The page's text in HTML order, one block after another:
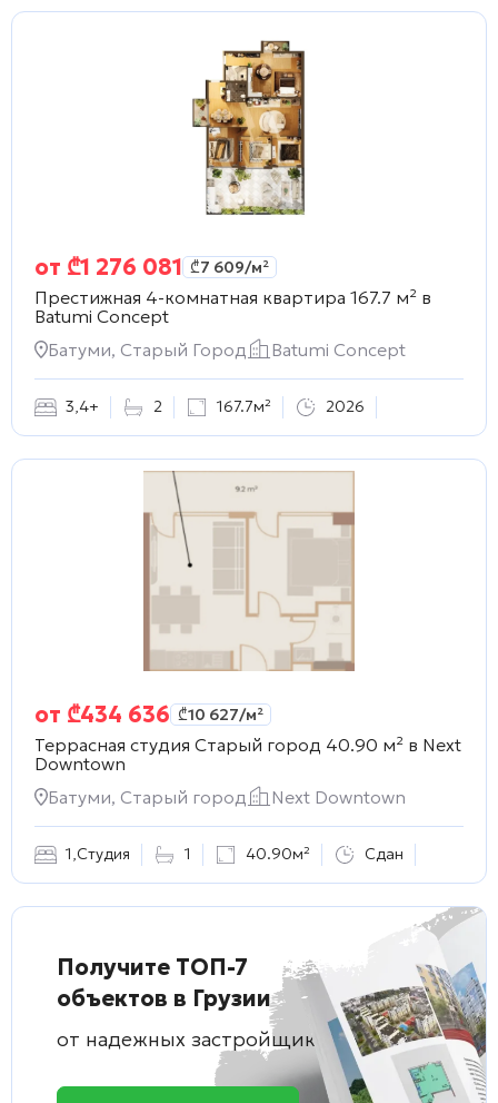
от ₾1 276 081 ₾7 609/м²
Престижная 4-комнатная квартира 167.7 м² в
Batumi Concept
Батуми, Старый Город
Batumi Concept
3,4+ 2 167.7м² 2026
от ₾434 636 ₾10 627/м²
Террасная студия Старый город 40.90 м² в Next
Downtown
Батуми, Старый город
Next Downtown
1,Студия 1 40.90м² Сдан
Получите ТОП-7
объектов в Грузии
от надежных застройщиков